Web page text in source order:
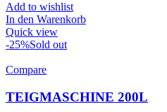
Add to wishlist
In den Warenkorb
Quick view
-25%Sold out
Compare
TEIGMASCHINE 200L